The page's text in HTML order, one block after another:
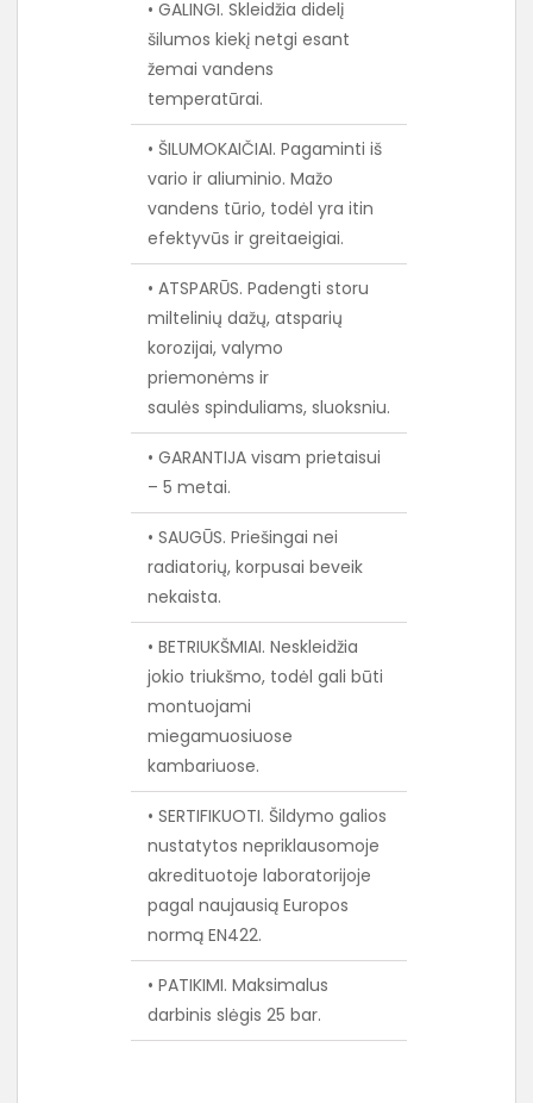
• GALINGI. Skleidžia didelį
šilumos kiekį netgi esant
žemai vandens
temperatūrai.
• ŠILUMOKAIČIAI. Pagaminti iš
vario ir aliuminio. Mažo
vandens tūrio, todėl yra itin
efektyvūs ir greitaeigiai.
• ATSPARŪS. Padengti storu
miltelinių dažų, atsparių
korozijai, valymo
priemonėms ir
saulės spinduliams, sluoksniu.
• GARANTIJA visam prietaisui
– 5 metai.
• SAUGŪS. Priešingai nei
radiatorių, korpusai beveik
nekaista.
• BETRIUKŠMIAI. Neskleidžia
jokio triukšmo, todėl gali būti
montuojami
miegamuosiuose
kambariuose.
• SERTIFIKUOTI. Šildymo galios
nustatytos nepriklausomoje
akredituotoje laboratorijoje
pagal naujausią Europos
normą EN422.
• PATIKIMI. Maksimalus
darbinis slėgis 25 bar.